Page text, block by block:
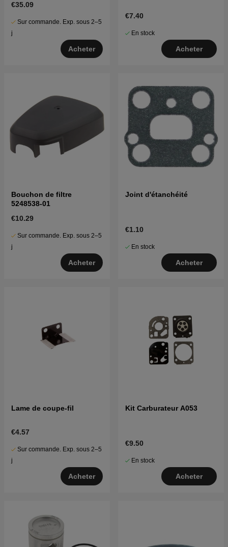
€35.09
Sur commande. Exp. sous 2–5
j
Acheter
€7.40
En stock
Acheter
Bouchon de filtre
5248538-01
€10.29
Sur commande. Exp. sous 2–5
j
Acheter
Joint d'étanchéité
€1.10
En stock
Acheter
Lame de coupe-fil
€4.57
Sur commande. Exp. sous 2–5
j
Acheter
Kit Carburateur A053
€9.50
En stock
Acheter